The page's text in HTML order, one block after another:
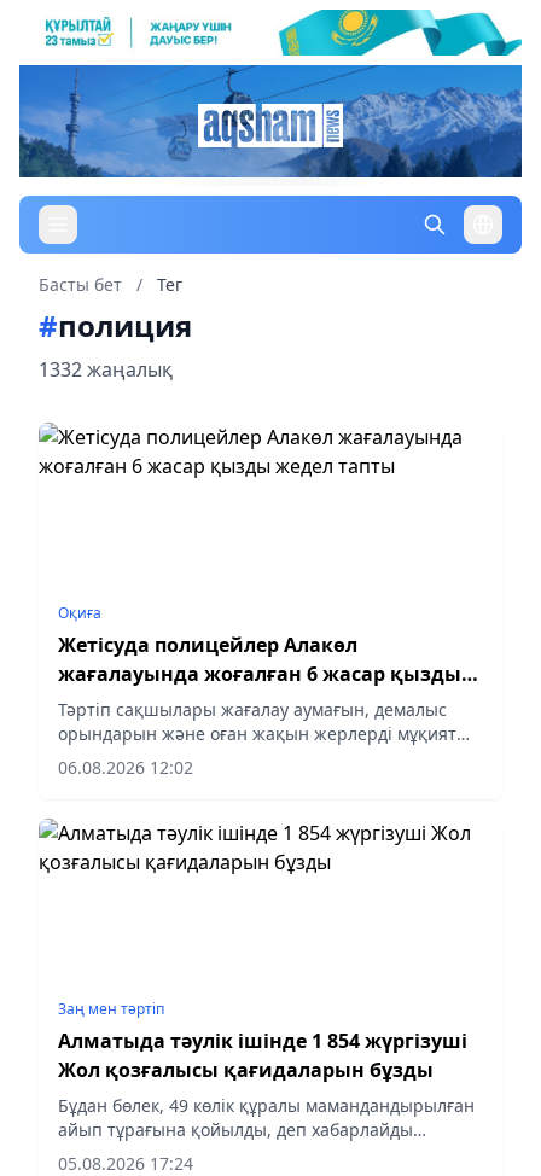
Басты бет / Тег
#полиция
1332 жаңалық
Оқиға
Жетісуда полицейлер Алакөл
жағалауында жоғалған 6 жасар қызды
жедел тапты
Тәртіп сақшылары жағалау аумағын, демалыс
орындарын және оған жақын жерлерді мұқият
тексерді, деп хабарлайды aqshamnews.kz тілшісі.
06.08.2026 12:02
Заң мен тəртіп
Алматыда тәулік ішінде 1 854 жүргізуші
Жол қозғалысы қағидаларын бұзды
Бұдан бөлек, 49 көлік құралы мамандандырылған
айып тұрағына қойылды, деп хабарлайды
aqshamnews.kz тілшісі.
05.08.2026 17:24